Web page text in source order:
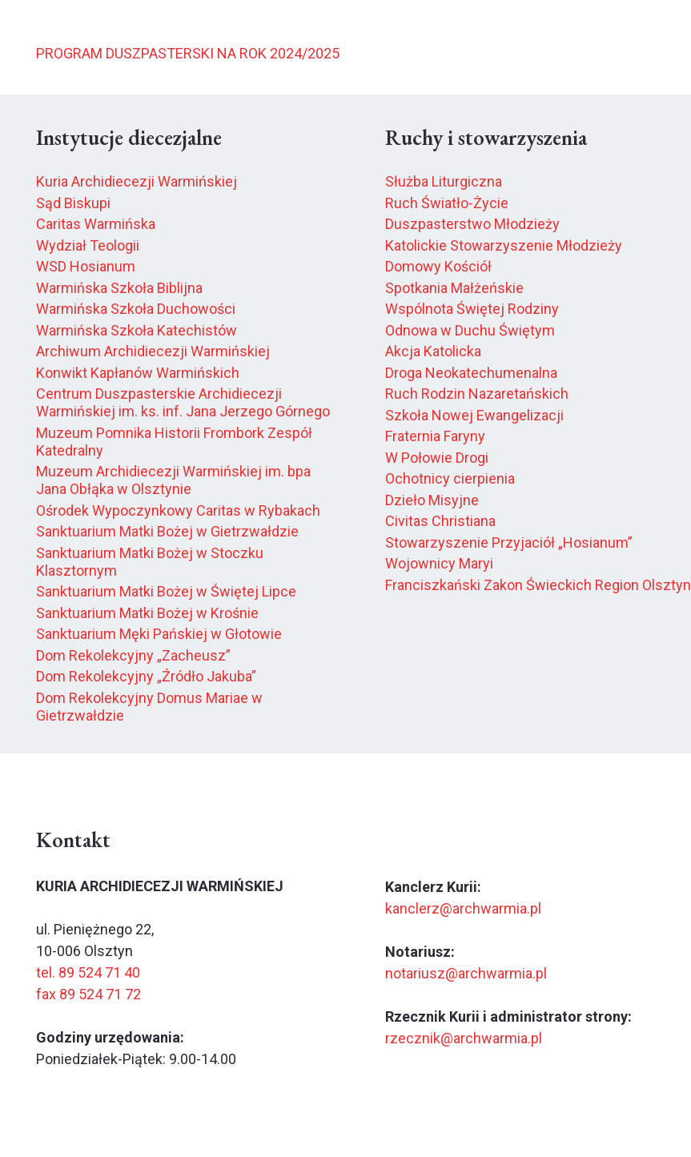
PROGRAM DUSZPASTERSKI NA ROK 2024/2025
Instytucje diecezjalne
Kuria Archidiecezji Warmińskiej
Sąd Biskupi
Caritas Warmińska
Wydział Teologii
WSD Hosianum
Warmińska Szkoła Biblijna
Warmińska Szkoła Duchowości
Warmińska Szkoła Katechistów
Archiwum Archidiecezji Warmińskiej
Konwikt Kapłanów Warmińskich
Centrum Duszpasterskie Archidiecezji
Warmińskiej im. ks. inf. Jana Jerzego Górnego
Muzeum Pomnika Historii Frombork Zespół
Katedralny
Muzeum Archidiecezji Warmińskiej im. bpa
Jana Obłąka w Olsztynie
Ośrodek Wypoczynkowy Caritas w Rybakach
Sanktuarium Matki Bożej w Gietrzwałdzie
Sanktuarium Matki Bożej w Stoczku
Klasztornym
Sanktuarium Matki Bożej w Świętej Lipce
Sanktuarium Matki Bożej w Krośnie
Sanktuarium Męki Pańskiej w Głotowie
Dom Rekolekcyjny „Zacheusz”
Dom Rekolekcyjny „Źródło Jakuba”
Dom Rekolekcyjny Domus Mariae w
Gietrzwałdzie
Ruchy i stowarzyszenia
Służba Liturgiczna
Ruch Światło-Życie
Duszpasterstwo Młodzieży
Katolickie Stowarzyszenie Młodzieży
Domowy Kościół
Spotkania Małżeńskie
Wspólnota Świętej Rodziny
Odnowa w Duchu Świętym
Akcja Katolicka
Droga Neokatechumenalna
Ruch Rodzin Nazaretańskich
Szkoła Nowej Ewangelizacji
Fraternia Faryny
W Połowie Drogi
Ochotnicy cierpienia
Dzieło Misyjne
Civitas Christiana
Stowarzyszenie Przyjaciół „Hosianum”
Wojownicy Maryi
Franciszkański Zakon Świeckich Region Olsztyn
Kontakt
KURIA ARCHIDIECEZJI WARMIŃSKIEJ
ul. Pieniężnego 22,
10-006 Olsztyn
tel. 89 524 71 40
fax 89 524 71 72
Godziny urzędowania:
Poniedziałek-Piątek: 9.00-14.00
Kanclerz Kurii:
kanclerz@archwarmia.pl
Notariusz:
notariusz@archwarmia.pl
Rzecznik Kurii i administrator strony:
rzecznik@archwarmia.pl